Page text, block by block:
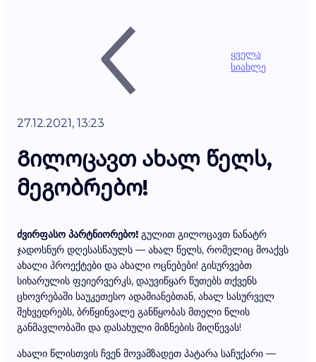
ყველა
სიახლე
27.12.2021, 13:23
Გილოცავთ ახალ წელს,
მეგობრებო!
ძვირფასო პარტნიორებო! გულით გილოცავთ ნანატრ
ჯადოსნურ დღესასწაულს — ახალ წელს, რომელიც მოაქვს
ახალი პროექტები და ახალი ოცნებები! გისურვებთ
სიხარულის ფეიერვერკს, დაუვიწყარ წუთებს თქვენს
ცხოვრებაში საუკეთესო ადამიანებთან, ახალ სასურველ
შეხვედრებს, ბრწყინვალე განწყობას მთელი წლის
განმავლობაში და დასახული მიზნების მიღწევას!
ახალი წლისთვის ჩვენ მოვამზადეთ პატარა საჩუქარი —